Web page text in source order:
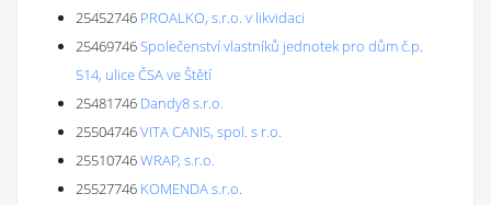
25452746 PROALKO, s.r.o. v likvidaci
25469746Společenství vlastníků jednotek pro dům č.p.
514, ulice ČSA ve Štětí
25481746 Dandy8 s.r.o.
25504746VITA CANIS, spol. s r.o.
25510746WRAP, s.r.o.
25527746 KOMENDA s.r.o.